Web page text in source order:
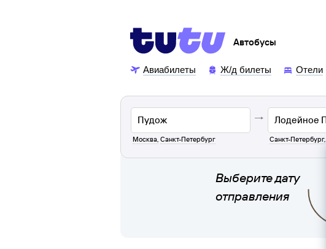
Автобусы
Авиабилеты Ж/д билеты Отели
Москва, Санкт-Петербург Санкт-Петербург,
Выберите дату
отправления